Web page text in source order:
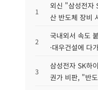
1
외신 "삼성전자
산 반도체 장비
2
국내외서 속도
·대우건설에 다
3
삼성전자 SK하
권가 비판, "반